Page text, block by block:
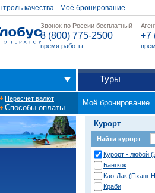
качества Моё бронирование
Звонок по России бесплатный
8 (800) 775-2500
время работы
+7
Туры
Пересчет валют
Способы оплаты
Моё бронирование
Курорт
Найти курорт
Курорт - любой
Бангкок
Као-Лак (Пханг
Краби